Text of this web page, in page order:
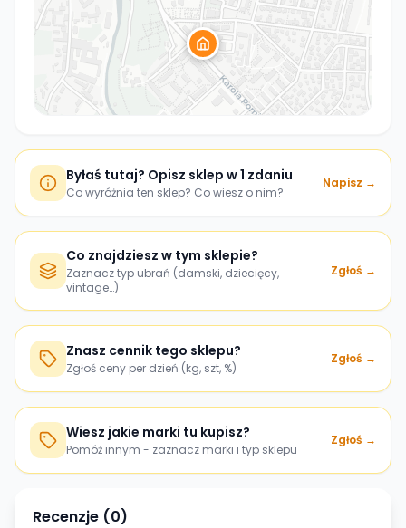
Byłaś tutaj? Opisz sklep w 1 zdaniu
Co wyróżnia ten sklep? Co wiesz o nim?
Napisz →
Co znajdziesz w tym sklepie?
Zaznacz typ ubrań (damski, dziecięcy,
vintage…)
Zgłoś →
Znasz cennik tego sklepu?
Zgłoś ceny per dzień (kg, szt, %)
Zgłoś →
Wiesz jakie marki tu kupisz?
Pomóż innym - zaznacz marki i typ sklepu
Zgłoś →
Recenzje (0)